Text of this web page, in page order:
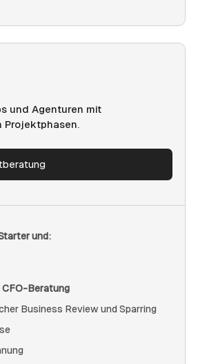
und Agenturen mit
Projektphasen.
und:
CFO-Beratung
Business Review und Sparring